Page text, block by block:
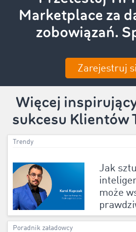
Marketplace za
zobowiązań.
Zarejestruj
Więcej
sukcesu Klientów
Trendy
Jak
może
Poradnik załadowcy